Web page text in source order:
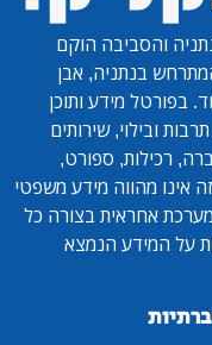
והסביבה הוקם
בנתניה, אבן
בפורטל מידע ותוכן
ובילוי, שירותים
רכילות, ספורט,
אינו מהווה מידע משפטי
אחראית בצורה כל
על המידע הנמצא